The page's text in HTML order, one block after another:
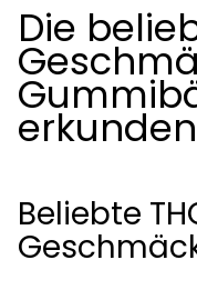
Die
erkunden
Beliebte